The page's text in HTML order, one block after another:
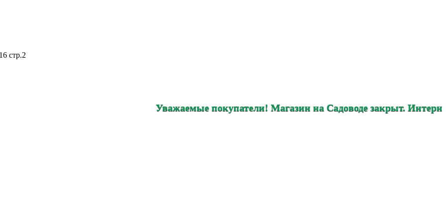
стр.2
Уважаемые покупатели! Магазин на Садоводе закрыт. Интернет